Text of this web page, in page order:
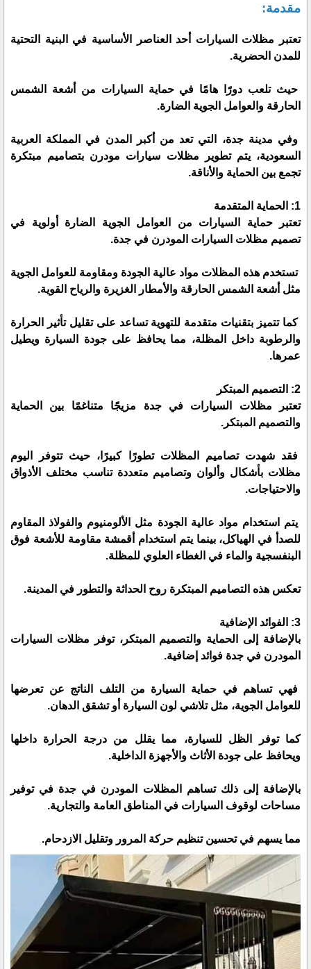
مقدمة:
تعتبر مظلات السيارات أحد العناصر الأساسية في البنية التحتية
للمدن الحضرية.
حيث تلعب دورًا هامًا في حماية السيارات من أشعة الشمس
الحارقة والعوامل الجوية الضارة.
وفي مدينة جدة، التي تعد من أكبر المدن في المملكة العربية
السعودية، يتم تطوير مظلات سيارات مودرن بتصاميم مبتكرة
تجمع بين الحماية والأناقة.
1: الحماية المتقدمة
تعتبر حماية السيارات من العوامل الجوية الضارة أولوية في
تصميم مظلات السيارات المودرن في جدة.
تستخدم هذه المظلات مواد عالية الجودة ومقاومة للعوامل الجوية
مثل أشعة الشمس الحارقة والأمطار الغزيرة والرياح القوية.
كما تتميز بتقنيات متقدمة للتهوية تساعد على تقليل تأثير الحرارة
والرطوبة داخل المظلة، مما يحافظ على جودة السيارة ويطيل
عمرها.
2: التصميم المبتكر
تعتبر مظلات السيارات في جدة مزيجًا متناغمًا بين الحماية
والتصميم المبتكر.
فقد شهدت تصاميم المظلات تطورًا كبيرًا، حيث تتوفر اليوم
مظلات بأشكال وألوان وتصاميم متعددة تناسب مختلف الأذواق
والاحتياجات.
يتم استخدام مواد عالية الجودة مثل الألومنيوم والفولاذ المقاوم
للصدأ في الهياكل، بينما يتم استخدام أقمشة مقاومة للأشعة فوق
البنفسجية والماء في الغطاء العلوي للمظلة.
تعكس هذه التصاميم المبتكرة روح الحداثة والتطور في المدينة.
3: الفوائد الإضافية
بالإضافة إلى الحماية والتصميم المبتكر، توفر مظلات السيارات
المودرن في جدة فوائد إضافية.
فهي تساهم في حماية السيارة من التلف الناتج عن تعرضها
للعوامل الجوية، مثل تلاشي لون السيارة أو تشقق الدهان.
كما توفر الظل للسيارة، مما يقلل من درجة الحرارة داخلها
ويحافظ على جودة الأثاث والأجهزة الداخلية.
بالإضافة إلى ذلك تساهم المظلات المودرن في جدة في توفير
مساحات لوقوف السيارات في المناطق العامة والتجارية.
مما يسهم في تحسين تنظيم حركة المرور وتقليل الازدحام.